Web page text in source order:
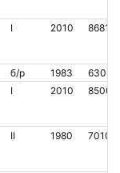
I 2010
б/р 1983
I 2010
II 1980